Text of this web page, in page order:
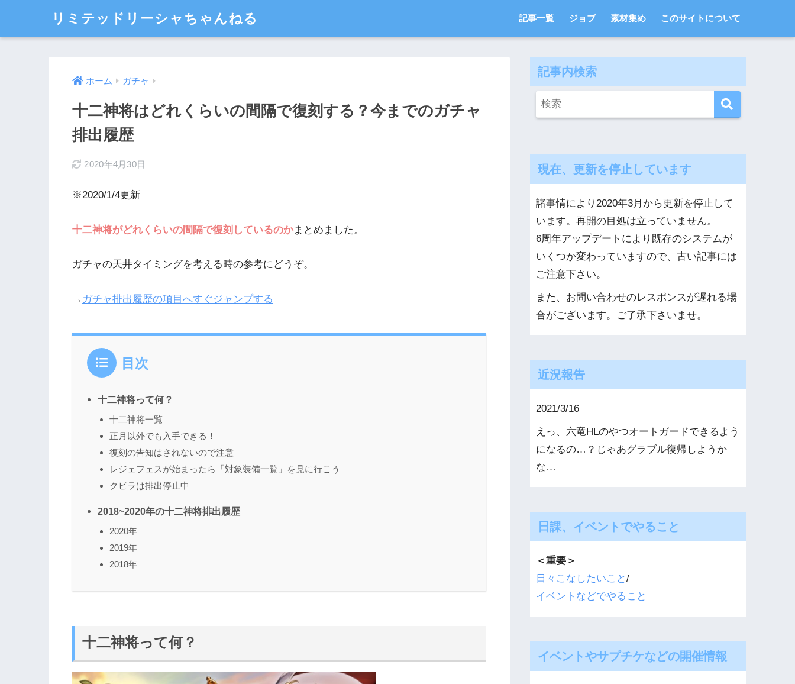
リミテッドリーシャちゃんねる 記事一覧 ジョブ 素材集め このサイトについて
ホーム ガチャ
十二神将はどれくらいの間隔で復刻する？今までのガチャ
排出履歴
2020年4月30日
※2020/1/4更新
十二神将がどれくらいの間隔で復刻しているのかまとめました。
ガチャの天井タイミングを考える時の参考にどうぞ。
→ ガチャ排出履歴の項目へすぐジャンプする
目次
十二神将って何？
十二神将一覧
正月以外でも入手できる！
復刻の告知はされないので注意
レジェフェスが始まったら「対象装備一覧」を見に行こう
クビラは排出停止中
2018~2020年の十二神将排出履歴
2020年
2019年
2018年
十二神将って何？
記事内検索
現在、更新を停止しています
諸事情により2020年3月から更新を停止して
います。再開の目処は立っていません。
6周年アップデートにより既存のシステムが
いくつか変わっていますので、古い記事には
ご注意下さい。
また、お問い合わせのレスポンスが遅れる場
合がございます。ご了承下さいませ。
近況報告
2021/3/16
えっ、六竜HLのやつオートガードできるよう
になるの…？じゃあグラブル復帰しようか
な…
日課、イベントでやること
＜重要＞
日々こなしたいこと/
イベントなどでやること
イベントやサプチケなどの開催情報